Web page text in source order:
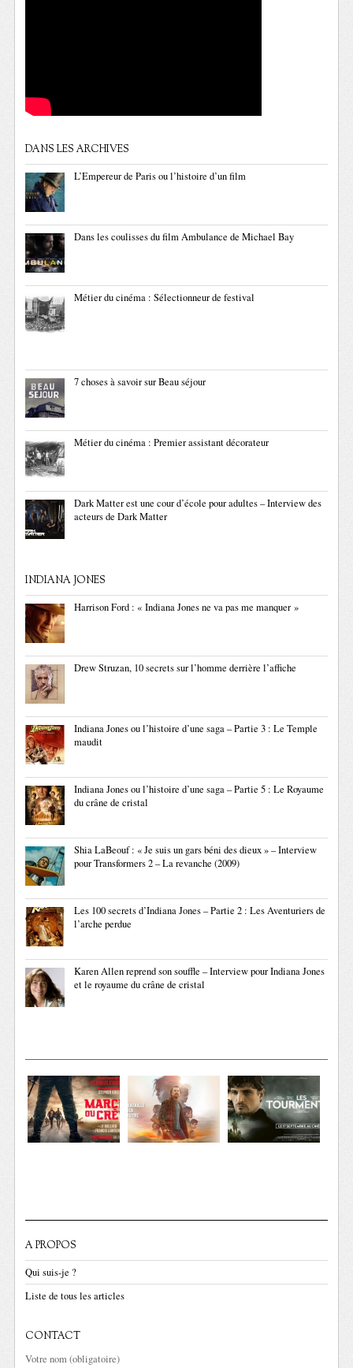
DANS LES ARCHIVES
L’Empereur de Paris ou l’histoire d’un film
Dans les coulisses du film Ambulance de Michael Bay
Métier du cinéma : Sélectionneur de festival
7 choses à savoir sur Beau séjour
Métier du cinéma : Premier assistant décorateur
Dark Matter est une cour d’école pour adultes – Interview des
acteurs de Dark Matter
INDIANA JONES
Harrison Ford : « Indiana Jones ne va pas me manquer »
Drew Struzan, 10 secrets sur l’homme derrière l’affiche
Indiana Jones ou l’histoire d’une saga – Partie 3 : Le Temple
maudit
Indiana Jones ou l’histoire d’une saga – Partie 5 : Le Royaume
du crâne de cristal
Shia LaBeouf : « Je suis un gars béni des dieux » – Interview
pour Transformers 2 – La revanche (2009)
Les 100 secrets d’Indiana Jones – Partie 2 : Les Aventuriers de
l’arche perdue
Karen Allen reprend son souffle – Interview pour Indiana Jones
et le royaume du crâne de cristal
A PROPOS
Qui suis-je ?
Liste de tous les articles
CONTACT
Votre nom (obligatoire)